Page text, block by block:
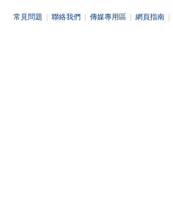
常見問題 聯絡我們 傳媒專用區 網頁指南